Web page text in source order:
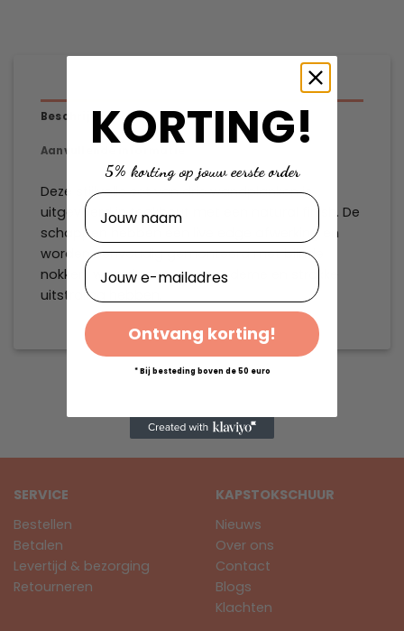
Beschrijving
Aanvullende informatie
Deze stijlvolle set van drie wandplanken is
uitgevoerd in teakhout met een natural finish. De
schappen hebben een live edge afwerking en
worden eenvoudig gemonteerd met blinde
nokken, waardoor ze een moderne en strakke
uitstraling hebben.
SERVICE
Bestellen
Betalen
Levertijd & bezorging
Retourneren
KAPSTOKSCHUUR
Nieuws
Over ons
Contact
Blogs
Klachten
KORTING!
5% korting op jouw eerste order
Naam
E-mailadres
Ontvang korting!
* Bij besteding boven de 50 euro